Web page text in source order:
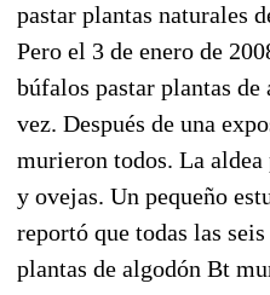
pastar plantas naturales
Pero el 3 de enero de
búfalos pastar plantas
vez. Después de una
murieron todos. La
y ovejas. Un pequeño
reportó que todas las
plantas de algodón Bt